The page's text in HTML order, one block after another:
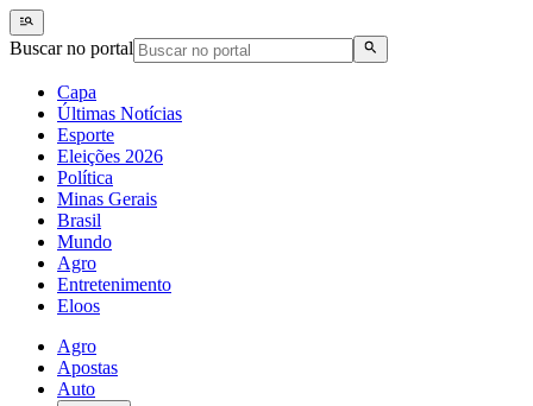
Buscar no portal
Capa
Últimas Notícias
Esporte
Eleições 2026
Política
Minas Gerais
Brasil
Mundo
Agro
Entretenimento
Eloos
Agro
Apostas
Auto